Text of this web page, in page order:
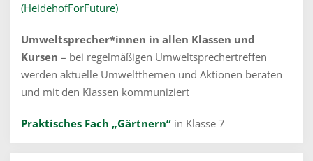
(HeidehofForFuture)
Umweltsprecher*innen in allen Klassen und
Kursen – bei regelmäßigen Umweltsprechertreffen
werden aktuelle Umweltthemen und Aktionen beraten
und mit den Klassen kommuniziert
Praktisches Fach „Gärtnern“ in Klasse 7